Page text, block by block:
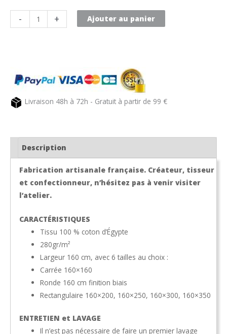
-
de
anthracite
QUERIBUS
+ Ajouter au panier
Livraison 48h à 72h - Gratuit à partir de 99 €
Description
Fabrication artisanale française. Créateur, tisseur
et confectionneur, n’hésitez pas à venir visiter
l’atelier.
CARACTÉRISTIQUES
Tissu 100 % coton d’Égypte
280gr/m²
Largeur 160 cm, avec 6 tailles au choix :
Carrée 160×160
Ronde 160 cm finition biais
Rectangulaire 160×200, 160×250, 160×300, 160×350
ENTRETIEN et LAVAGE
Il n’est pas nécessaire de faire un premier lavage